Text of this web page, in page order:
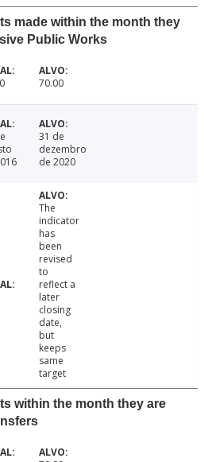
made within the month they
Public Works
70.00
31 de
dezembro
de 2020
The
indicator
has
been
revised
to
reflect a
later
closing
date,
but
keeps
same
target
within the month they are